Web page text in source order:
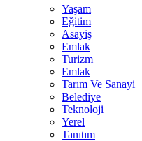
Yaşam
Eğitim
Asayiş
Emlak
Turizm
Emlak
Tarım Ve Sanayi
Belediye
Teknoloji
Yerel
Tanıtım